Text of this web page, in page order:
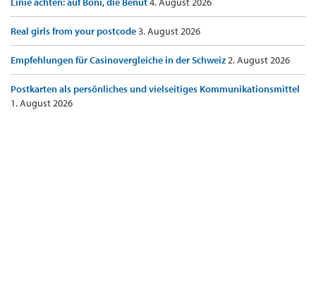
Real girls from your postcode3. August 2026
Empfehlungen für Casinovergleiche in der Schweiz2. August 2026
Postkarten als persönliches und vielseitiges Kommunikationsmittel
1. August 2026